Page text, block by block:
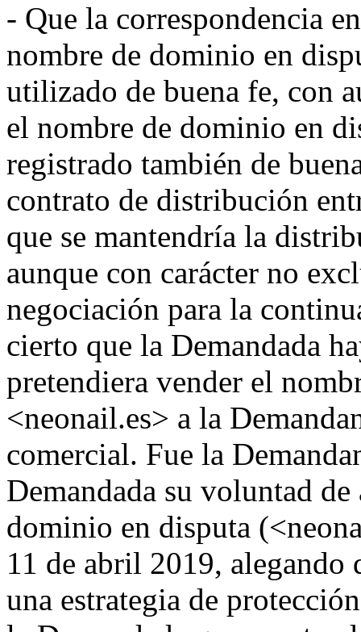
- Que la correspondencia
nombre de dominio en
utilizado de buena fe, con
el nombre de dominio en
registrado también de
contrato de distribución
que se mantendría la
aunque con carácter no
negociación para la
cierto que la Demandada
pretendiera vender el
<neonail.es> a la
comercial. Fue la
Demandada su voluntad
dominio en disputa
11 de abril 2019, alegando
una estrategia de